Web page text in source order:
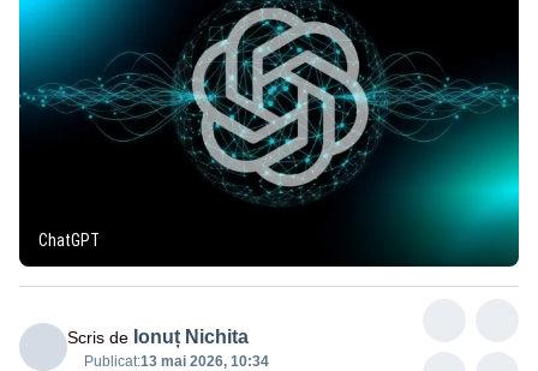
ChatGPT
Scris de Ionuț Nichita
Publicat:13 mai 2026, 10:34